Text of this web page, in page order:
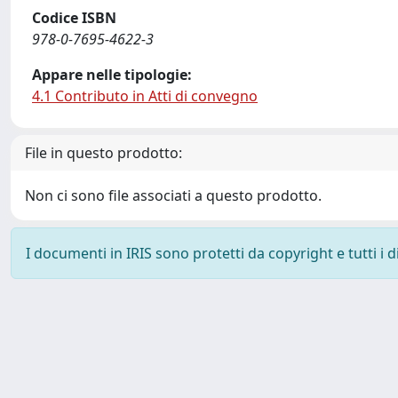
Codice ISBN
978-0-7695-4622-3
Appare nelle tipologie:
4.1 Contributo in Atti di convegno
File in questo prodotto:
Non ci sono file associati a questo prodotto.
I documenti in IRIS sono protetti da copyright e tutti i